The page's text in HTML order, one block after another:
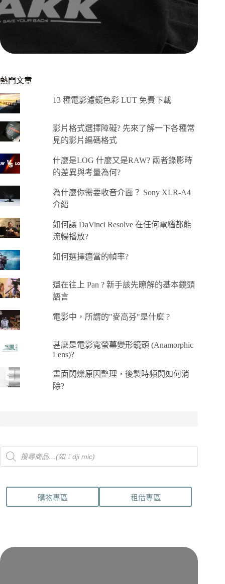
熱門文章
13 種電影濾鏡色彩 LUT 免費下載
影片格式選擇障礙? 先來了解一下各種常
見的影片編碼格式
什麼是LOG 什麼又是RAW? 兩者錄影時
的差異與考量為何?
為什麼你需要收音介面？ Sony XLR-A4
介紹
如何讓 DaVinci Resolve 在任何電腦都能
流暢播放?
如何選擇適當的幀率?
還在往上 Pan ? 新手該先瞭解的基本鏡頭
語言
電影中，所謂的"麥高芬"是什麼 ?
甚麼是電影寬螢幕變形鏡頭 (Anamorphic
Lens)?
畫面閃爍原因整理，後製時頻閃如何消
除?
Products
search
購物專區 租借專區